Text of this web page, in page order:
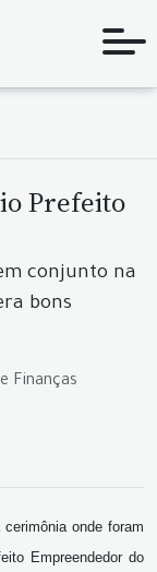
Prefeito
conjunto na
bons
Finanças
onde foram
Empreendedor do